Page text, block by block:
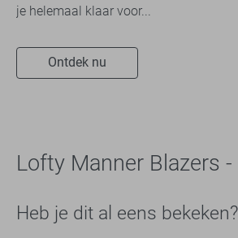
je helemaal klaar voor...
Ontdek nu
Lofty Manner Blazers -
Heb je dit al eens bekeken?